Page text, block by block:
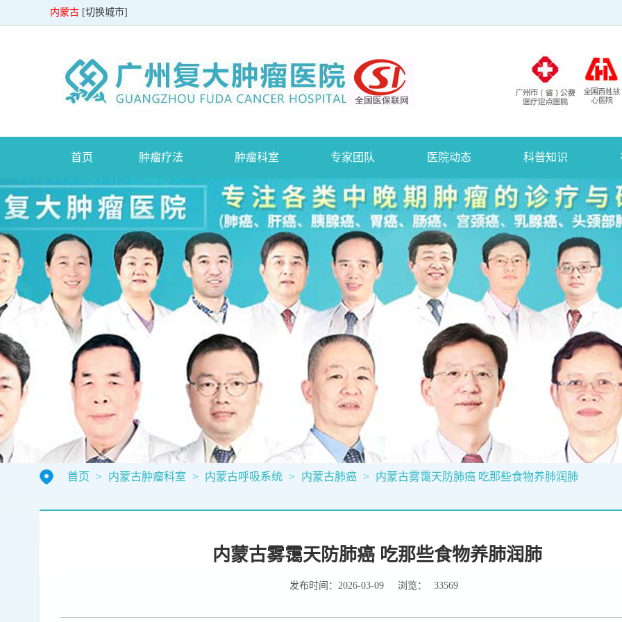
内蒙古 [切换城市]
首页 肿瘤疗法 肿瘤科室 专家团队 医院动态 科普知识
首页 > 内蒙古肿瘤科室 > 内蒙古呼吸系统 > 内蒙古肺癌 > 内蒙古雾霭天防肺癌 吃那些食物养肺润肺
内蒙古雾霭天防肺癌 吃那些食物养肺润肺
发布时间：2026-03-09 浏览： 33569